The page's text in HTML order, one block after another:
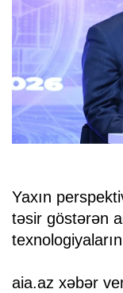
Yaxın
təsir göstərən
aia.az xəbər